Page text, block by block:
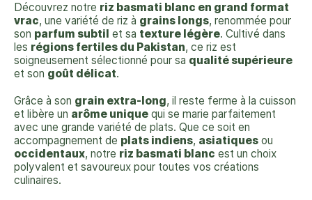
Découvrez notre riz basmati blanc en grand format
vrac, une variété de riz à grains longs, renommée pour
son parfum subtil et sa texture légère. Cultivé dans
les régions fertiles du Pakistan, ce riz est
soigneusement sélectionné pour sa qualité supérieure
et son goût délicat.
Grâce à son grain extra-long, il reste ferme à la cuisson
et libère un arôme unique qui se marie parfaitement
avec une grande variété de plats. Que ce soit en
accompagnement de plats indiens, asiatiques ou
occidentaux, notre riz basmati blanc est un choix
polyvalent et savoureux pour toutes vos créations
culinaires.